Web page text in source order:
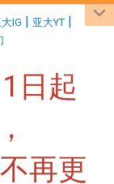
IG | 亚大YT |
日起
再更